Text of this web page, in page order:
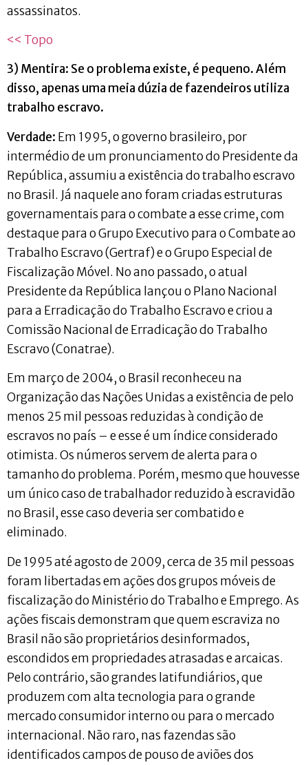
assassinatos.
<< Topo
3) Mentira: Se o problema existe, é pequeno. Além
disso, apenas uma meia dúzia de fazendeiros utiliza
trabalho escravo.
Verdade: Em 1995, o governo brasileiro, por
intermédio de um pronunciamento do Presidente da
República, assumiu a existência do trabalho escravo
no Brasil. Já naquele ano foram criadas estruturas
governamentais para o combate a esse crime, com
destaque para o Grupo Executivo para o Combate ao
Trabalho Escravo (Gertraf) e o Grupo Especial de
Fiscalização Móvel. No ano passado, o atual
Presidente da República lançou o Plano Nacional
para a Erradicação do Trabalho Escravo e criou a
Comissão Nacional de Erradicação do Trabalho
Escravo (Conatrae).
Em março de 2004, o Brasil reconheceu na
Organização das Nações Unidas a existência de pelo
menos 25 mil pessoas reduzidas à condição de
escravos no país – e esse é um índice considerado
otimista. Os números servem de alerta para o
tamanho do problema. Porém, mesmo que houvesse
um único caso de trabalhador reduzido à escravidão
no Brasil, esse caso deveria ser combatido e
eliminado.
De 1995 até agosto de 2009, cerca de 35 mil pessoas
foram libertadas em ações dos grupos móveis de
fiscalização do Ministério do Trabalho e Emprego. As
ações fiscais demonstram que quem escraviza no
Brasil não são proprietários desinformados,
escondidos em propriedades atrasadas e arcaicas.
Pelo contrário, são grandes latifundiários, que
produzem com alta tecnologia para o grande
mercado consumidor interno ou para o mercado
internacional. Não raro, nas fazendas são
identificados campos de pouso de aviões dos